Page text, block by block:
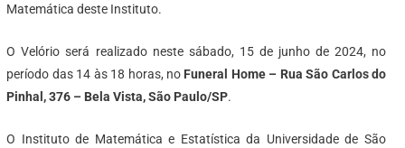
Matemática deste Instituto.
O Velório será realizado neste sábado, 15 de junho de 2024, no
período das 14 às 18 horas, no Funeral Home – Rua São Carlos do
Pinhal, 376 – Bela Vista, São Paulo/SP.
O Instituto de Matemática e Estatística da Universidade de São